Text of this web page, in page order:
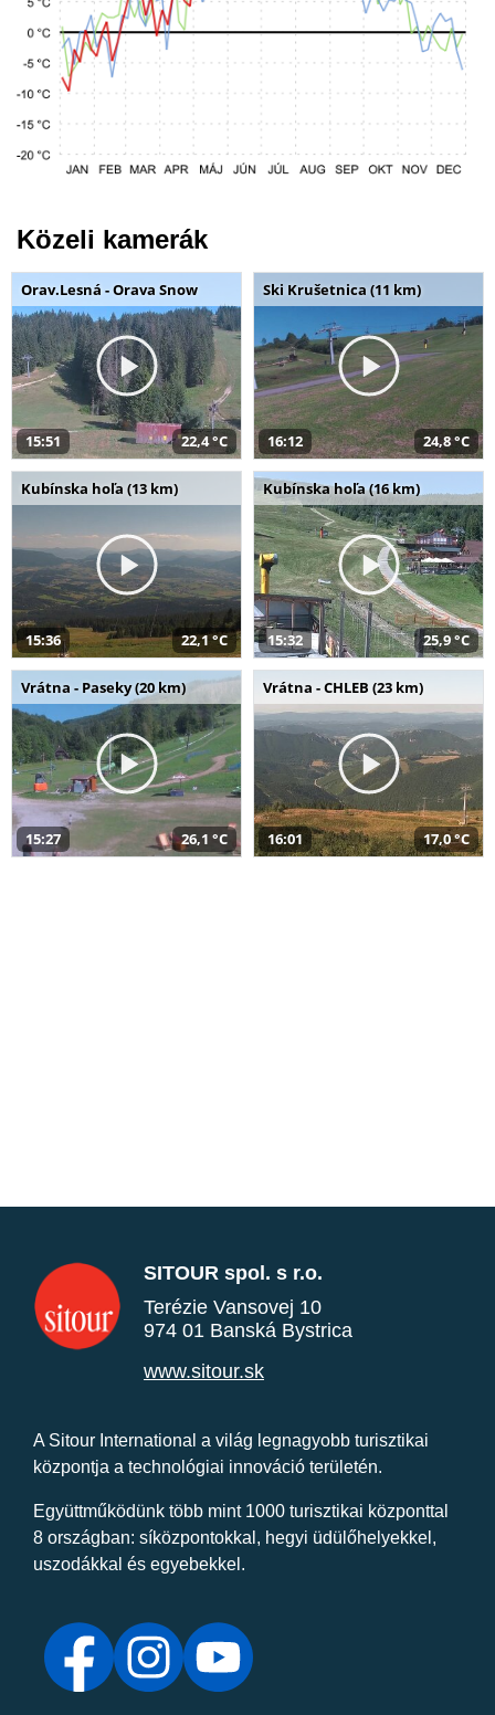
Közeli kamerák
Orav.Lesná - Orava Snow
15:51 22,4 °C
Ski Krušetnica (11 km)
16:12 24,8 °C
Kubínska hoľa (13 km)
15:36 22,1 °C
Kubínska hoľa (16 km)
15:32 25,9 °C
Vrátna - Paseky (20 km)
15:27 26,1 °C
Vrátna - CHLEB (23 km)
16:01 17,0 °C
SITOUR spol. s r.o.
Terézie Vansovej 10
974 01 Banská Bystrica
www.sitour.sk
A Sitour International a világ legnagyobb turisztikai
központja a technológiai innováció területén.
Együttműködünk több mint 1000 turisztikai központtal
8 országban: síközpontokkal, hegyi üdülőhelyekkel,
uszodákkal és egyebekkel.